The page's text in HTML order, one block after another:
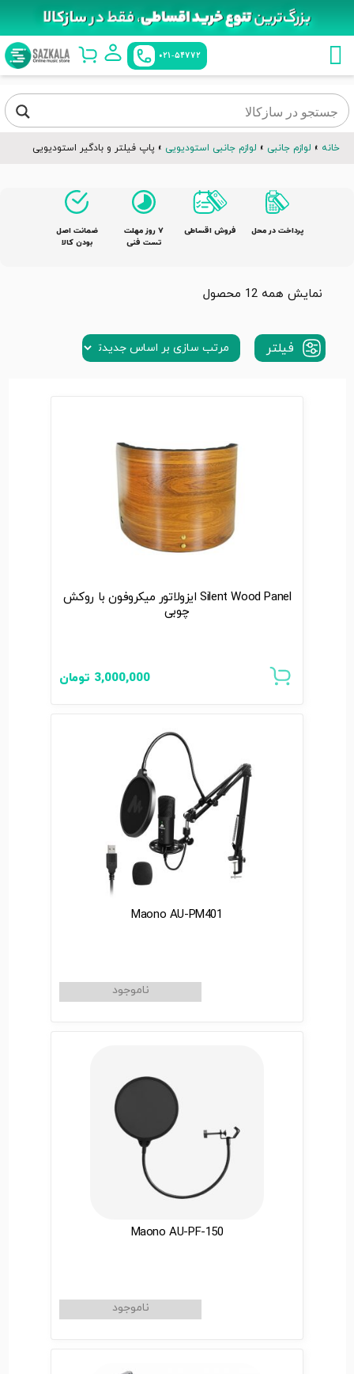
021-54772
خانه » لوازم جانبی » لوازم جانبی استودیویی » پاپ فیلتر و بادگیر استودیویی
پرداخت در محل فروش اقساطی
٧ روز مهلت
تست فنی
ضمانت اصل
بودن کالا
نمایش همه 12 محصول
فیلتر
Silent Wood Panel ایزولاتور میکروفون با روکش
چوبی
3,000,000 تومان
Maono AU-PM401
Maono AU-PF-150